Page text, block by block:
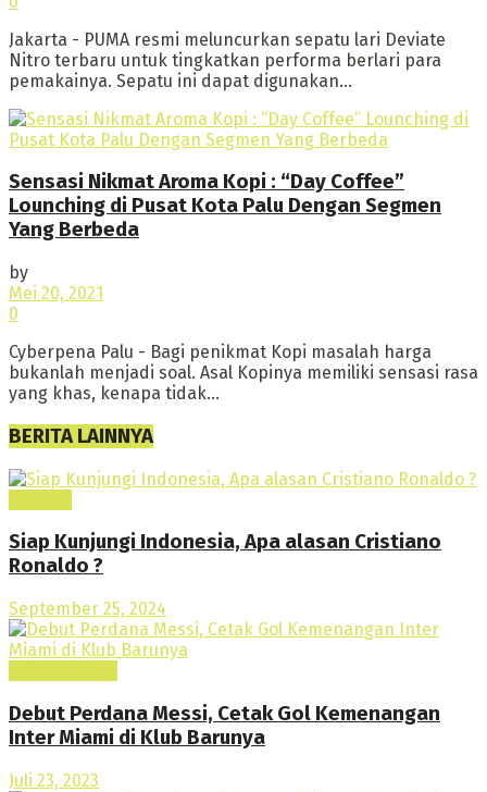
Jakarta - PUMA resmi meluncurkan sepatu lari Deviate
Nitro terbaru untuk tingkatkan performa berlari para
pemakainya. Sepatu ini dapat digunakan...
Sensasi Nikmat Aroma Kopi : “Day Coffee”
Lounching di Pusat Kota Palu Dengan Segmen
Yang Berbeda
by
Mei 20, 2021
0
Cyberpena Palu - Bagi penikmat Kopi masalah harga
bukanlah menjadi soal. Asal Kopinya memiliki sensasi rasa
yang khas, kenapa tidak...
BERITA LAINNYA
Siap Kunjungi Indonesia, Apa alasan Cristiano
Ronaldo ?
September 25, 2024
Debut Perdana Messi, Cetak Gol Kemenangan
Inter Miami di Klub Barunya
Juli 23, 2023